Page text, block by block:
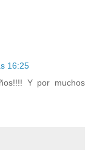
16:25
Y por muchos